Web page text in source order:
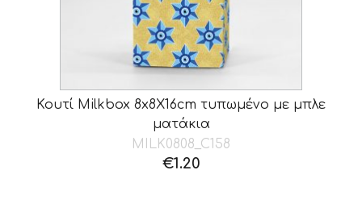
Κουτί Milkbox 8x8X16cm τυπωμένο με μπλε
ματάκια
MILK0808_C158
€1.20